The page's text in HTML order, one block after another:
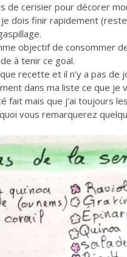
de cerisier pour décorer
je dois finir rapidement
objectif de consommer
à tenir ce goal.
recette et il n’y a pas de
dans ma liste ce que je
fait mais que j’ai toujours
vous remarquerez